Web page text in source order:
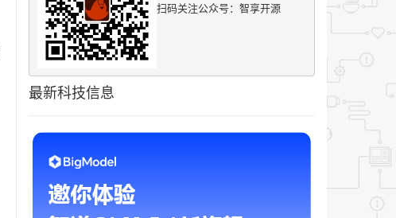
扫码关注公众号：智享开源
最新科技信息